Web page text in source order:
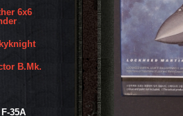
6x6
B.Mk.
35A